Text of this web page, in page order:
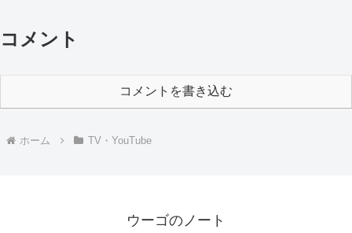
コメント
コメントを書き込む
ホーム TV・YouTube
ウーゴのノート